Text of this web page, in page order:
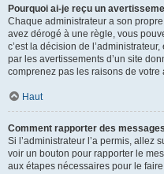
Pourquoi ai-je reçu un
Chaque administrateur a son
avez dérogé à une règle, vous
c’est la décision de
par les avertissements d’un site
comprenez pas les raisons de votre
Haut
Comment rapporter des
Si l’administrateur l’a permis, allez
voir un bouton pour rapporter le
aux étapes nécessaires pour le